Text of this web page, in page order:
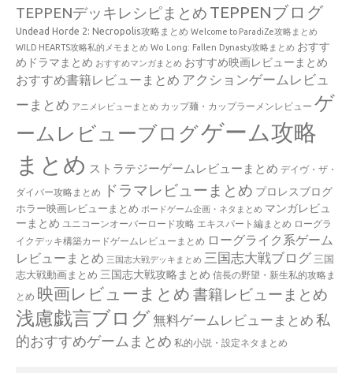
TEPPENデッキレシピまとめ TEPPENブログ
Undead Horde 2: Necropolis攻略まとめ Welcome to ParadiZe攻略まとめ
WILD HEARTS攻略私的メモまとめ Wo Long: Fallen Dynasty攻略まとめ おすす
めドラマまとめ おすすめマンガまとめ おすすめ映画レビューまとめ
おすすめ書籍レビューまとめ アクションゲームレビュ
ーまとめ アニメレビューまとめ カップ麺・カップラーメンレビュー ゲ
ームレビューブログゲーム攻略
まとめ ストラテジーゲームレビューまとめ デイヴ・ザ・
ダイバー攻略まとめ ドラマレビューまとめ プロレスブログ
ホラー映画レビューまとめ ボードゲーム企画・ネタまとめ マンガレビュ
ーまとめ ユニコーンオーバーロード攻略 エキスパート編まとめ ローグラ
イクデッキ構築カードゲームレビューまとめ ローグライク系ゲーム
レビューまとめ 三国志大戦デッキまとめ 三国志大戦ブログ 三国
志大戦動画まとめ 三国志大戦攻略まとめ 信長の野望・新生私的攻略ま
とめ 映画レビューまとめ 書籍レビューまとめ
浅慮戯言ブログ無料ゲームレビューまとめ 私
的おすすめゲームまとめ 私的小説・設定ネタまとめ